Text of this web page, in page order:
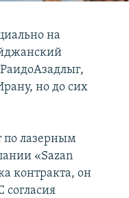
на
но до сих
по лазерным
«Sazan
контракта, он
согласия